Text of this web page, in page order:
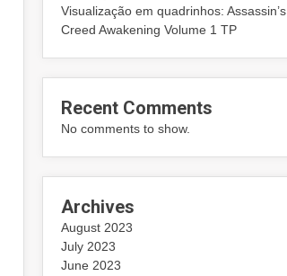
Visualização em quadrinhos: Assassin’s
Creed Awakening Volume 1 TP
Recent Comments
No comments to show.
Archives
August 2023
July 2023
June 2023